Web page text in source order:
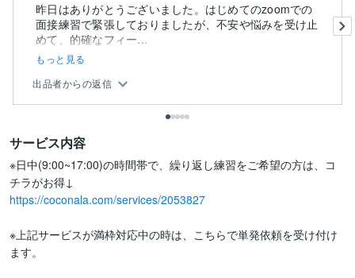
昨日はありがとうございました。はじめてのzoomでの
面接練習で緊張しておりましたが、不安や悩みを受け止
めて、的確なフィー...
もっと見る
出品者からの返信
サービス内容
※日中(9:00~17:00)の時間帯で、繰り返し練習をご希望の方は、コ
https://coconala.com/services/2053827
※上記サービスが満枠対応中の時は、こちらで単発依頼を受け付け
ます。